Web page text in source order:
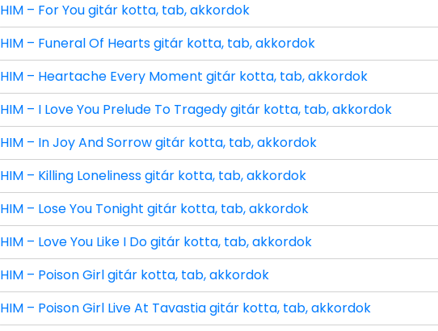
HIM – For You gitár kotta, tab, akkordok
HIM – Funeral Of Hearts gitár kotta, tab, akkordok
HIM – Heartache Every Moment gitár kotta, tab, akkordok
HIM – I Love You Prelude To Tragedy gitár kotta, tab, akkordok
HIM – In Joy And Sorrow gitár kotta, tab, akkordok
HIM – Killing Loneliness gitár kotta, tab, akkordok
HIM – Lose You Tonight gitár kotta, tab, akkordok
HIM – Love You Like I Do gitár kotta, tab, akkordok
HIM – Poison Girl gitár kotta, tab, akkordok
HIM – Poison Girl Live At Tavastia gitár kotta, tab, akkordok